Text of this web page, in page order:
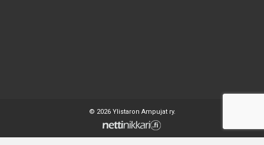
© 2026 Ylistaron Ampujat ry.